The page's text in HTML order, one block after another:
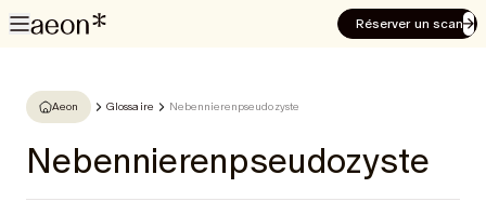
Réserver un scan
Aeon Glossaire Nebennierenpseudozyste
Nebennierenpseudozyste